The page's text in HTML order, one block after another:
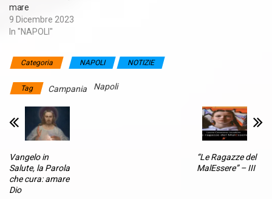
mare
9 Dicembre 2023
In "NAPOLI"
Categoria NAPOLI NOTIZIE
Tag Campania Napoli
Vangelo in
Salute, la Parola
che cura: amare
Dio
“Le Ragazze del
MalEssere” – III